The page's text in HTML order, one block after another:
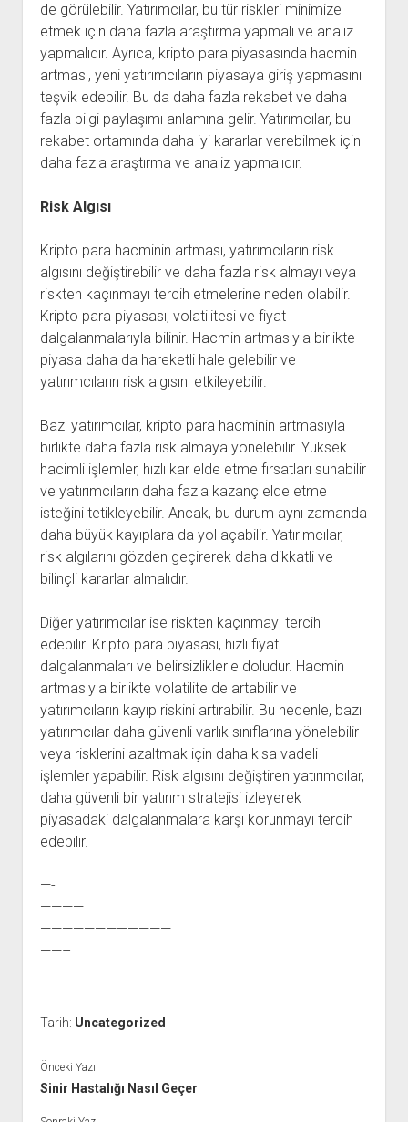
de görülebilir. Yatırımcılar, bu tür riskleri minimize
etmek için daha fazla araştırma yapmalı ve analiz
yapmalıdır. Ayrıca, kripto para piyasasında hacmin
artması, yeni yatırımcıların piyasaya giriş yapmasını
teşvik edebilir. Bu da daha fazla rekabet ve daha
fazla bilgi paylaşımı anlamına gelir. Yatırımcılar, bu
rekabet ortamında daha iyi kararlar verebilmek için
daha fazla araştırma ve analiz yapmalıdır.
Risk Algısı
Kripto para hacminin artması, yatırımcıların risk
algısını değiştirebilir ve daha fazla risk almayı veya
riskten kaçınmayı tercih etmelerine neden olabilir.
Kripto para piyasası, volatilitesi ve fiyat
dalgalanmalarıyla bilinir. Hacmin artmasıyla birlikte
piyasa daha da hareketli hale gelebilir ve
yatırımcıların risk algısını etkileyebilir.
Bazı yatırımcılar, kripto para hacminin artmasıyla
birlikte daha fazla risk almaya yönelebilir. Yüksek
hacimli işlemler, hızlı kar elde etme fırsatları sunabilir
ve yatırımcıların daha fazla kazanç elde etme
isteğini tetikleyebilir. Ancak, bu durum aynı zamanda
daha büyük kayıplara da yol açabilir. Yatırımcılar,
risk algılarını gözden geçirerek daha dikkatli ve
bilinçli kararlar almalıdır.
Diğer yatırımcılar ise riskten kaçınmayı tercih
edebilir. Kripto para piyasası, hızlı fiyat
dalgalanmaları ve belirsizliklerle doludur. Hacmin
artmasıyla birlikte volatilite de artabilir ve
yatırımcıların kayıp riskini artırabilir. Bu nedenle, bazı
yatırımcılar daha güvenli varlık sınıflarına yönelebilir
veya risklerini azaltmak için daha kısa vadeli
işlemler yapabilir. Risk algısını değiştiren yatırımcılar,
daha güvenli bir yatırım stratejisi izleyerek
piyasadaki dalgalanmalara karşı korunmayı tercih
edebilir.
—-
————
————————————
——–
Tarih: Uncategorized
Önceki Yazı
Sinir Hastalığı Nasıl Geçer